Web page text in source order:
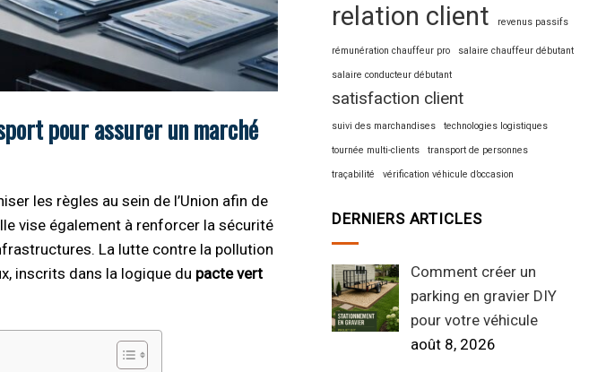
pour assurer un marché
les règles au sein de l’Union afin de
vise également à renforcer la sécurité
La lutte contre la pollution
inscrits dans la logique du pacte vert
relation client revenus passifs
rémunération chauffeur pro salaire chauffeur débutant
salaire conducteur débutant
satisfaction client
suivi des marchandises technologies logistiques
tournée multi-clients transport de personnes
traçabilité vérification véhicule d’occasion
DERNIERS ARTICLES
Comment créer un
parking en gravier DIY
pour votre véhicule
août 8, 2026